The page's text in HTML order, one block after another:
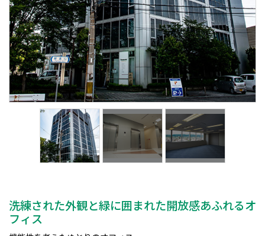
洗練された外観と緑に囲まれた開放感あふれるオ
フィス